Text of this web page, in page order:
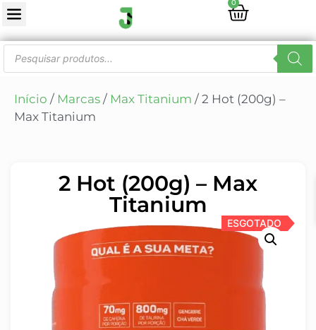
0
Início / Marcas / Max Titanium / 2 Hot (200g) –
Max Titanium
2 Hot (200g) – Max
Titanium
ESGOTADO